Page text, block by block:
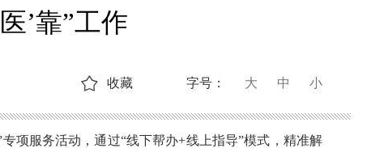
’靠”工作
字号： 大 中 小
收藏
项服务活动，通过“线下帮办+线上指导”模式，精准解